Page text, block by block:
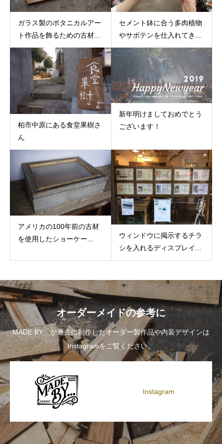
ガラス製のボタニカルアー
ト作品を飾るための古材...
セメント鉢に合う多肉植物
やサボテンを仕入れてき...
柏市中原にある食堂果樹さ
ん
新年明けましておめでとう
ございます！
アメリカの100年前の古材
を使用したショーケー...
ウィンドウに掲示するチラ
シを入れるディスプレイ...
オーダーメイドの参考に
MADE BY…が過去に制作したオーダー製作品や内装デザインは
Instagramをご覧ください。
Instagram